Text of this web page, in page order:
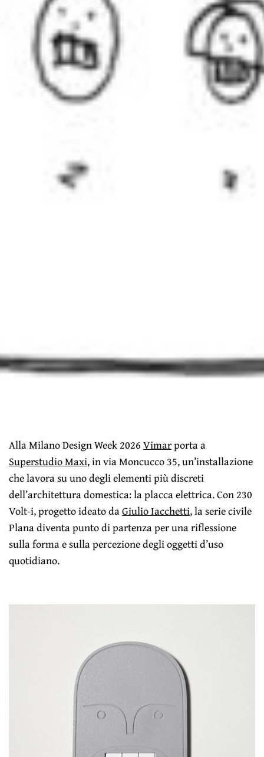
Alla Milano Design Week 2026Vimarporta a
Superstudio Maxi, in via Moncucco 35, un’installazione
che lavora su uno degli elementi più discreti
dell’architettura domestica: la placca elettrica. Con 230
Volt-i, progetto ideato daGiulio Iacchetti, la serie civile
Plana diventa punto di partenza per una riflessione
sulla forma e sulla percezione degli oggetti d’uso
quotidiano.